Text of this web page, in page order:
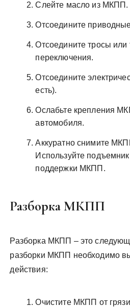
Слейте масло из МКПП.
Отсоедините
Отсоедините тросы или
переключения.
Отсоедините
есть).
Ослабьте крепления
автомобиля.
Аккуратно снимите
Используйте
поддержки МКПП.
Разборка МКПП
Разборка МКПП – это
разборки МКПП необходимо
действия:
Очистите МКПП от